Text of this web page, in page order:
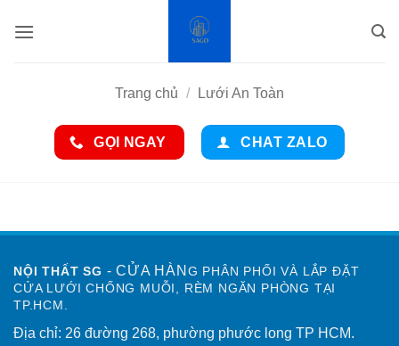
qua
Trang chủ / Lưới An Toàn
GỌI NGAY CHAT ZALO
NỘI THẤT SG - CỬA HÀN G PHÂN PHỐI VÀ LẮP ĐẶT
CỬA LƯỚI CHỐNG MUỖI, RÈM NGĂN PHÒNG TẠI
TP.HCM.
Địa chỉ: 26 đường 268, phường phước long TP HCM.